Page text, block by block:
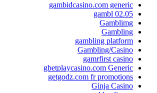
gambidcasino.com generic
gambl 02.05
Gamblimg
Gambling
gambling platform
Gambling/Casino
gamrfirst casino
gbetplaycasino.com Generic
getgodz.com fr promotions
Ginja Casino